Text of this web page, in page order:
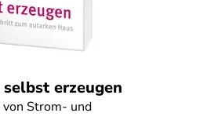
erzeugen
von Strom- und